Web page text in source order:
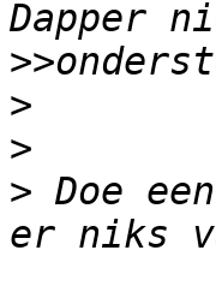
>>
>
>
> Doe